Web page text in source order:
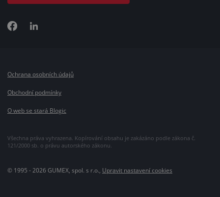
Všechna práva vyhrazena. Kopírování obsahu je zakázáno podle zákona č.
121/2000 sb. o právu autorského zákonu.
Ochrana osobních údajů
Obchodní podmínky
O web se stará Blogic
© 1995 - 2026 GUMEX, spol. s r.o., Upravit nastavení cookies